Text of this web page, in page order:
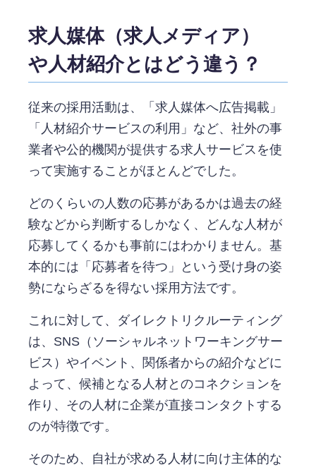
求人媒体（求人メディア）
や人材紹介とはどう違う？
従来の採用活動は、「求人媒体へ広告掲載」
「人材紹介サービスの利用」など、社外の事
業者や公的機関が提供する求人サービスを使
って実施することがほとんどでした。
どのくらいの人数の応募があるかは過去の経
験などから判断するしかなく、どんな人材が
応募してくるかも事前にはわかりません。基
本的には「応募者を待つ」という受け身の姿
勢にならざるを得ない採用方法です。
これに対して、ダイレクトリクルーティング
は、SNS（ソーシャルネットワーキングサー
ビス）やイベント、関係者からの紹介などに
よって、候補となる人材とのコネクションを
作り、その人材に企業が直接コンタクトする
のが特徴です。
そのため、自社が求める人材に向け主体的な